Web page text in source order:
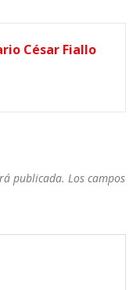
César Fiallo
publicada. Los campos